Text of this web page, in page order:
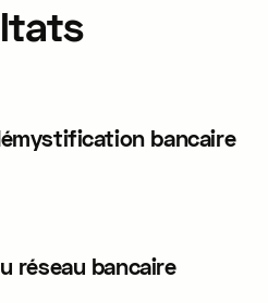
bancaire
réseau bancaire